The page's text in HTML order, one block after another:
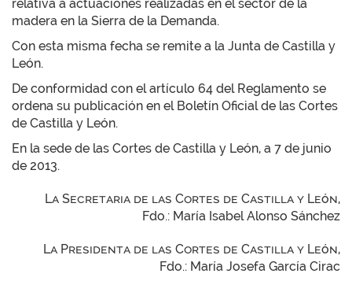
relativa a actuaciones realizadas en el sector de la
madera en la Sierra de la Demanda.
Con esta misma fecha se remite a la Junta de Castilla y
León.
De conformidad con el artículo 64 del Reglamento se
ordena su publicación en el Boletín Oficial de las Cortes
de Castilla y León.
En la sede de las Cortes de Castilla y León, a 7 de junio
de 2013.
La Secretaria de las Cortes de Castilla y León,
Fdo.: María Isabel Alonso Sánchez
La Presidenta de las Cortes de Castilla y León,
Fdo.: María Josefa García Cirac